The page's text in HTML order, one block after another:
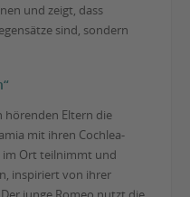
und zeigt, dass
sind, sondern
hörenden Eltern die
mit ihren Cochlea-
Ort teilnimmt und
inspiriert von ihrer